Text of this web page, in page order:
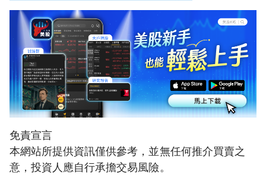
免責宣言
本網站所提供資訊僅供參考，並無任何推介買賣之
意，投資人應自行承擔交易風險。